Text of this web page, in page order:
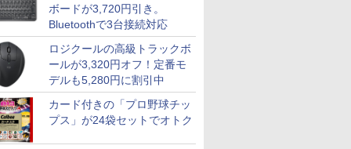
ボードが3,720円引き。
Bluetoothで3台接続対応
ロジクールの高級トラックボ
ールが3,320円オフ！定番モ
デルも5,280円に割引中
カード付きの「プロ野球チッ
プス」が24袋セットでオトク